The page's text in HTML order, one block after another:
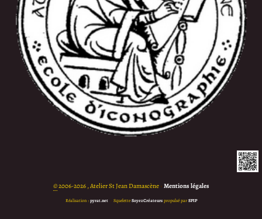
©2006-2026 , Atelier St Jean Damascène • Mentions légales
Réalisation :pyrat.net • SqueletteSoyezCréateurspropulsé parSPIP